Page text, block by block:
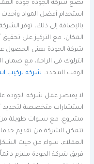
تضع شركة الجودة جودة
استخدام أفضل المواد وأحدث
بالإضافة إلى ذلك، توفر
المكان، مع التركيز على تحقيق
شركة الجودة يعني الحصول
انترلوك في الراحة، مع ضمان
الوقت المحدد. شركة تركيب
لا يقتصر عمل شركة الجودة
استشارات متخصصة لتحديد
مشروع. مع سنوات طويلة من
تتمكن الشركة من تقديم
العملاء، سواء من حيث الشكل
فريق شركة الجودة ملتزم